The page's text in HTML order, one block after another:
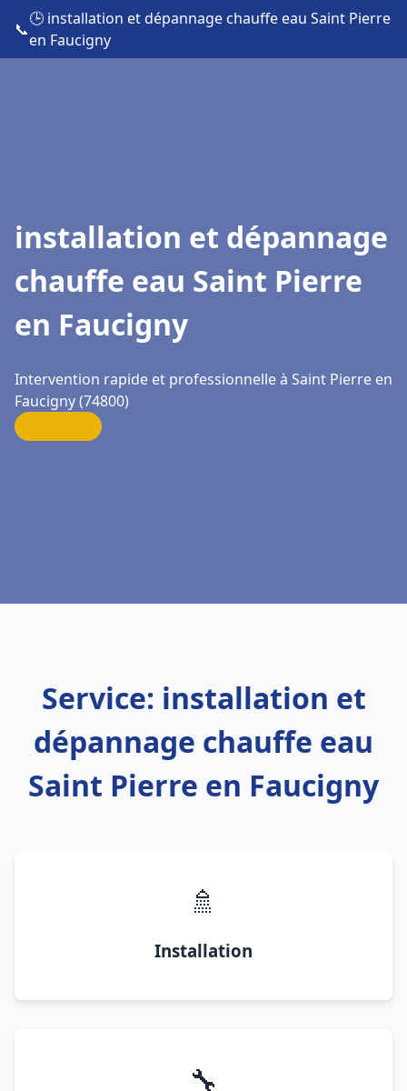
📞
🕒 installation et dépannage chauffe eau Saint Pierre
en Faucigny
installation et dépannage
chauffe eau Saint Pierre
en Faucigny
Intervention rapide et professionnelle à Saint Pierre en
Faucigny (74800)
Service: installation et
dépannage chauffe eau
Saint Pierre en Faucigny
🚿
Installation
🔧